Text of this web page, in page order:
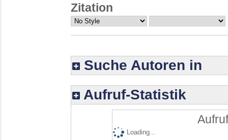
Zitation
Suche Autoren in
Aufruf-Statistik
Loading...